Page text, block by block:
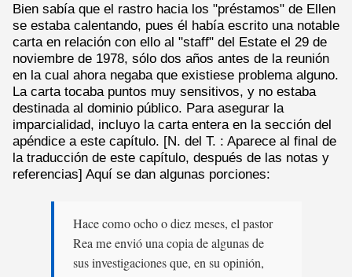
Bien sabía que el rastro hacia los "préstamos" de Ellen
se estaba calentando, pues él había escrito una notable
carta en relación con ello al "staff" del Estate el 29 de
noviembre de 1978, sólo dos años antes de la reunión
en la cual ahora negaba que existiese problema alguno.
La carta tocaba puntos muy sensitivos, y no estaba
destinada al dominio público. Para asegurar la
imparcialidad, incluyo la carta entera en la sección del
apéndice a este capítulo. [N. del T. : Aparece al final de
la traducción de este capítulo, después de las notas y
referencias] Aquí se dan algunas porciones:
Hace como ocho o diez meses, el pastor
Rea me envió una copia de algunas de
sus investigaciones que, en su opinión,